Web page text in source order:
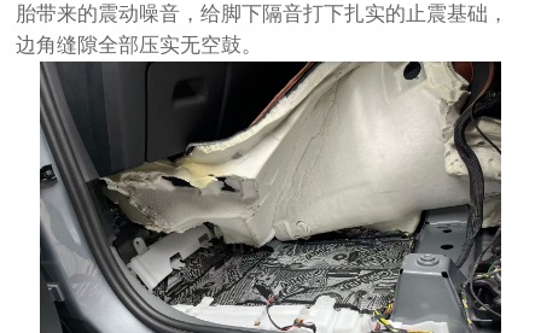
胎带来的震动噪音，给脚下隔音打下扎实的止震基础，
边角缝隙全部压实无空鼓。